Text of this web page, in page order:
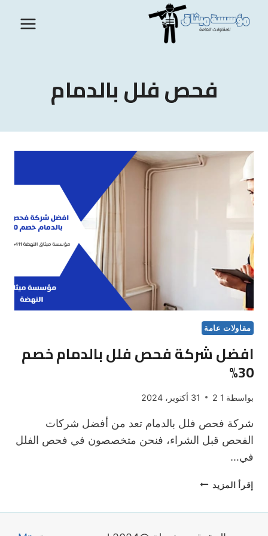
فحص فلل بالدمام
مقاولات عامة
افضل شركة فحص فلل بالدمام خصم
30%
بواسطة 1 2 31 أكتوبر، 2024
شركة فحص فلل بالدمام تعد من أفضل شركات
الفحص قبل الشراء، فنحن متخصصون في فحص الفلل
في…
إقرأ المزيد افضل
فحص